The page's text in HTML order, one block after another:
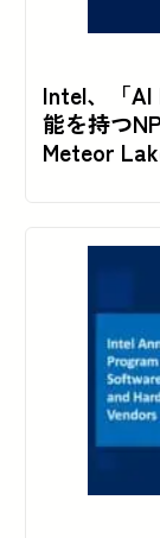
Intel、「AI
能を持つ
Meteor